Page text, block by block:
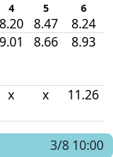
4 5 6
8.20 8.47 8.24
9.01 8.66 8.93
x x 11.26
3/8 10:00